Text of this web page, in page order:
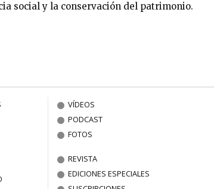
social y la conservación del patrimonio.
VÍDEOS
PODCAST
FOTOS
REVISTA
EDICIONES ESPECIALES